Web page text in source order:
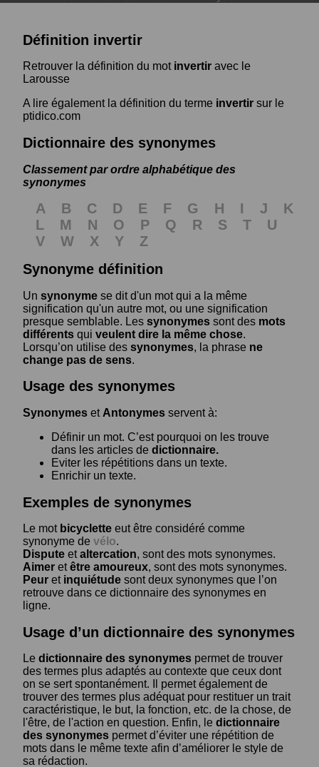
Définition invertir
Retrouver la définition du mot invertir avec le
Larousse
A lire également la définition du terme invertir sur le
ptidico.com
Dictionnaire des synonymes
Classement par ordre alphabétique des
synonymes
A B C D E F G H I J
K
L
M N O P Q R S T
U
V
W X Y
Z
Synonyme définition
Un synonyme se dit d'un mot qui a la même
signification qu'un autre mot, ou une signification
presque semblable. Les synonymes sont des mots
différents qui veulent dire la même chose.
Lorsqu’on utilise des synonymes, la phrase ne
change pas de sens.
Usage des synonymes
Synonymes et Antonymes servent à:
Définir un mot. C’est pourquoi on les trouve
dans les articles de dictionnaire.
Eviter les répétitions dans un texte.
Enrichir un texte.
Exemples de synonymes
Le mot bicyclette eut être considéré comme
synonyme de vélo.
Dispute etaltercation, sont des mots synonymes.
Aimer etêtre amoureux, sont des mots synonymes.
Peur et inquiétude sont deux synonymes que l’on
retrouve dans ce dictionnaire des synonymes en
ligne.
Usage d’un dictionnaire des synonymes
Le dictionnaire des synonymes permet de trouver
des termes plus adaptés au contexte que ceux dont
on se sert spontanément. Il permet également de
trouver des termes plus adéquat pour restituer un trait
caractéristique, le but, la fonction, etc. de la chose, de
l'être, de l'action en question. Enfin, le dictionnaire
des synonymes permet d’éviter une répétition de
mots dans le même texte afin d’améliorer le style de
sa rédaction.